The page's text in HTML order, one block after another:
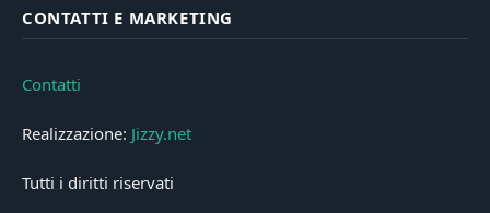
CONTATTI E MARKETING
Contatti
Realizzazione: Jizzy.net
Tutti i diritti riservati